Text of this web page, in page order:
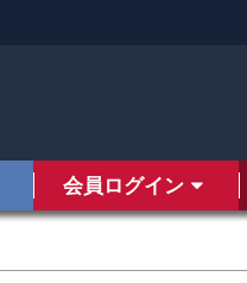
会員ログイン